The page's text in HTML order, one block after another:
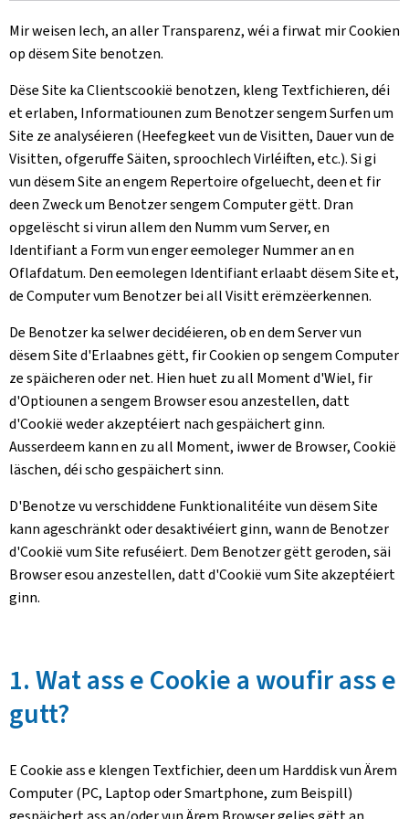
Mir weisen Iech, an aller Transparenz, wéi a firwat mir Cookien
op dësem Site benotzen.
Dëse Site ka Clientscookië benotzen, kleng Textfichieren, déi
et erlaben, Informatiounen zum Benotzer sengem Surfen um
Site ze analyséieren (Heefegkeet vun de Visitten, Dauer vun de
Visitten, ofgeruffe Säiten, sproochlech Virléiften, etc.). Si gi
vun dësem Site an engem Repertoire ofgeluecht, deen et fir
deen Zweck um Benotzer sengem Computer gëtt. Dran
opgelëscht si virun allem den Numm vum Server, en
Identifiant a Form vun enger eemoleger Nummer an en
Oflafdatum. Den eemolegen Identifiant erlaabt dësem Site et,
de Computer vum Benotzer bei all Visitt erëmzëerkennen.
De Benotzer ka selwer decidéieren, ob en dem Server vun
dësem Site d'Erlaabnes gëtt, fir Cookien op sengem Computer
ze späicheren oder net. Hien huet zu all Moment d'Wiel, fir
d'Optiounen a sengem Browser esou anzestellen, datt
d'Cookië weder akzeptéiert nach gespäichert ginn.
Ausserdeem kann en zu all Moment, iwwer de Browser, Cookië
läschen, déi scho gespäichert sinn.
D'Benotze vu verschiddene Funktionalitéite vun dësem Site
kann ageschränkt oder desaktivéiert ginn, wann de Benotzer
d'Cookië vum Site refuséiert. Dem Benotzer gëtt geroden, säi
Browser esou anzestellen, datt d'Cookië vum Site akzeptéiert
ginn.
1. Wat ass e Cookie a woufir ass e
gutt?
E Cookie ass e klengen Textfichier, deen um Harddisk vun Ärem
Computer (PC, Laptop oder Smartphone, zum Beispill)